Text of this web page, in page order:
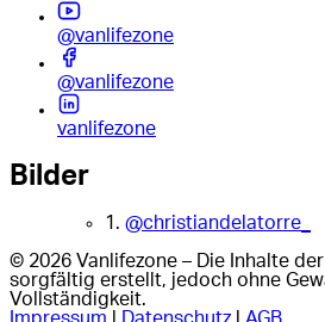
@vanlifezone
@vanlifezone
vanlifezone
Bilder
1. @christiandelatorre_
© 2026 Vanlifezone – Die Inhalte
sorgfältig erstellt, jedoch ohne
Vollständigkeit.